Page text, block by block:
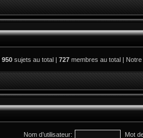
950 sujets au total | 727 membres au total |
Nom d’utilisateur: Mot